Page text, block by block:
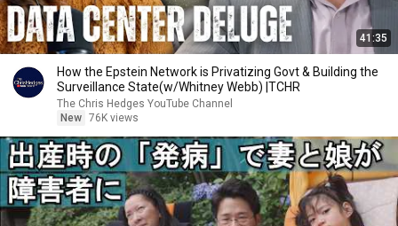
41:35
How the Epstein Network is Privatizing Govt & Building the
Surveillance State(w/Whitney Webb) |TCHR
The Chris Hedges YouTube Channel
New 76K views